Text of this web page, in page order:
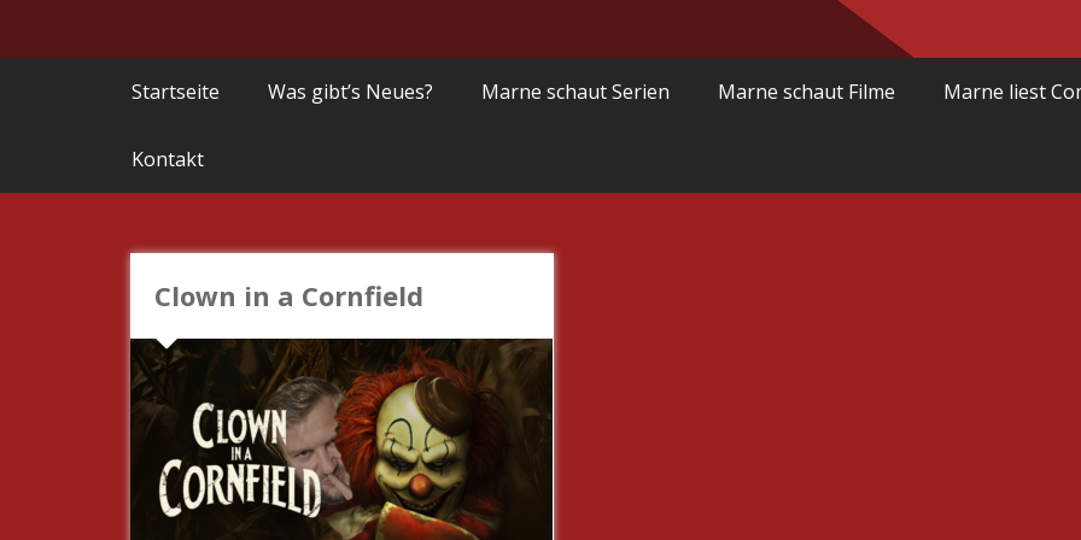
Startseite Was gibt’s Neues? Marne schaut Serien Marne schaut Filme Marne liest
Kontakt
Clown in a Cornfield